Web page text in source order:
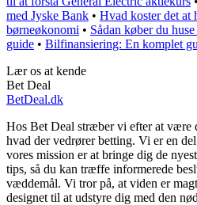
med Jyske Bank • Hvad koster det at
børneøkonomi • Sådan køber du
guide • Bilfinansiering: En komplet
Lær os at kende
Bet Deal
BetDeal.dk
Hos Bet Deal stræber vi efter at være
hvad der vedrører betting. Vi er en
vores mission er at bringe dig de
tips, så du kan træffe informerede
væddemål. Vi tror på, at viden er
designet til at udstyre dig med den